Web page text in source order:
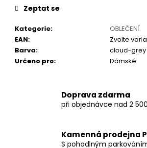
Kategorie:
OBLEČENÍ
EAN:
Zvolte
Barva:
cloud-grey
Určeno pro: Dámské
Zeptat se
Doprava zdarma
při objednávce nad 2
Kamenná prodejna
S pohodlným